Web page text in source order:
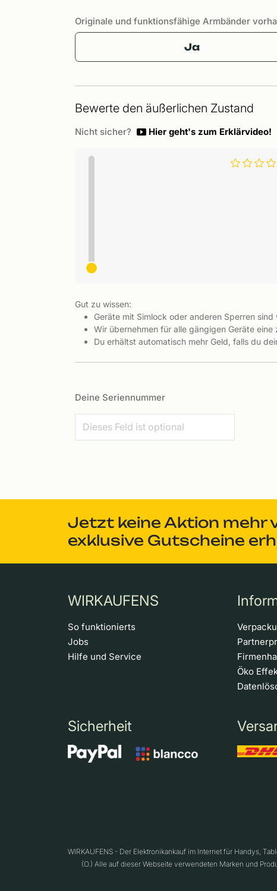
Originale und funktionsfähige Armbänder
Ja
Bewerte den äußerlichen Zustand
Nicht sicher? Hier geht's zum Erklärvideo!
Gut zu wissen:
Geräte mit Simlock oder anderen Sperren
Wir übernehmen für alle gängigen Geräte
Du erhältst automatisch mehr Geld, falls du
Deine Seriennummer
Jetzt keine Aktion mehr
exklusive Gutscheine
WIRKAUFENS
So funktionierts
Jobs
Hilfe und Service
Öko
Sicherheit
WIRKAUFENS - Der Elektronikankauf im Internet für Handys,
(O.) Alle auf dieser Webseite verwendeten Marken und